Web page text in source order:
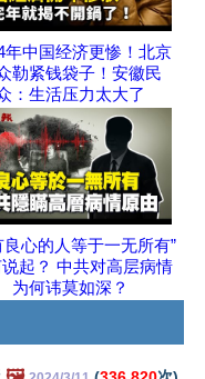
年中国经济更惨！北京
勒紧钱袋子！安徽民
：生活压力太大了
良心的人等于一无所有”
说起？ 中共对高层病情
为何讳莫如深？